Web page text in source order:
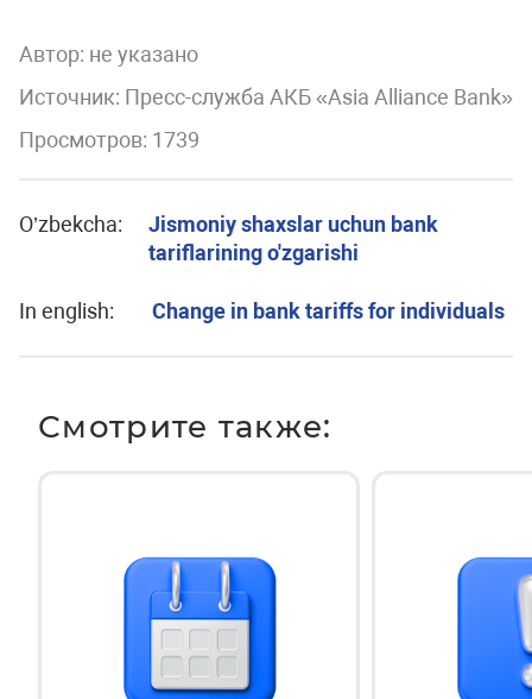
Автор: не указано
Источник: Пресс-служба АКБ «Asia Alliance Bank»
Просмотров: 1739
O’zbekcha:
Jismoniy shaxslar uchun bank
tariflarining o'zgarishi
In english: Change in bank tariffs for individuals
Смотрите также: